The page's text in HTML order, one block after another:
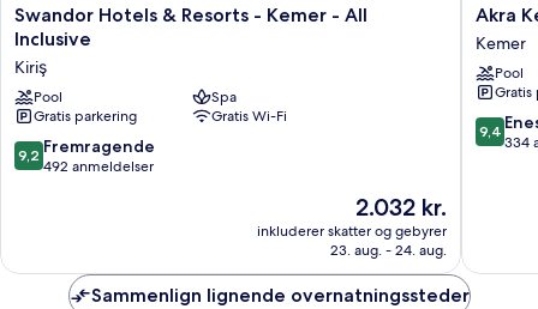
Swandor
Hotels
Resorts
-
Kemer
-
All
Swandor Hotels & Resorts - Kemer - All
Inclusive
Kiriş
Pool
Spa
Gratis parkering
Gratis Wi-Fi
9.2
ud
anmeldelser
9,2 Fremragende
492 anmeldelser
Prisen
er
2.032 kr.
2.032 kr.
inkluderer skatter og gebyrer
23. aug. - 24. aug.
Akra
Kemer
-
All
Inclusive
Kemer
Akra
Kemer
Pool
Gratis
9.4
ud
9,4
334
Sammenlign lignende overnatningssteder